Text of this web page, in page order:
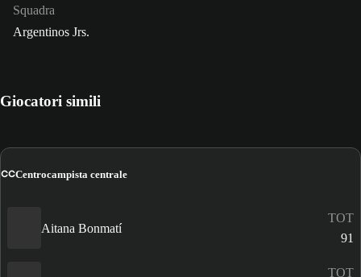
Squadra
Argentinos Jrs.
Giocatori simili
CCCentrocampista centrale
Aitana Bonmatí
TOT
91
TOT